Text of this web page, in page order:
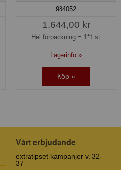
984052
1.644,00 kr
Hel förpackning = 1*1 st
Lagerinfo »
Köp »
Vårt erbjudande
extratipset kampanjer v. 32-
37